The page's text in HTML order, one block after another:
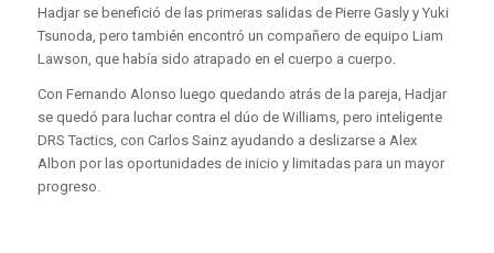
Hadjar se benefició de las primeras salidas de Pierre Gasly y Yuki
Tsunoda, pero también encontró un compañero de equipo Liam
Lawson, que había sido atrapado en el cuerpo a cuerpo.
Con Fernando Alonso luego quedando atrás de la pareja, Hadjar
se quedó para luchar contra el dúo de Williams, pero inteligente
DRS Tactics, con Carlos Sainz ayudando a deslizarse a Alex
Albon por las oportunidades de inicio y limitadas para un mayor
progreso.